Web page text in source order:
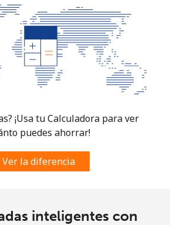
¡Usa tu Calculadora para ver
puedes ahorrar!
Ver la diferencia
inteligentes con